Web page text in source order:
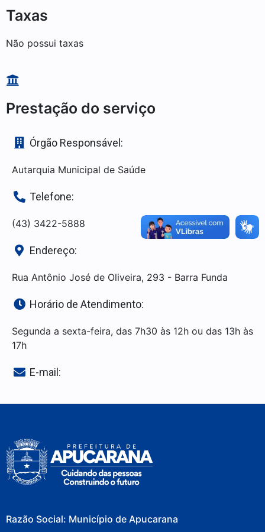
Taxas
Não possui taxas
Prestação do serviço
Órgão Responsável:
Autarquia Municipal de Saúde
Telefone:
(43) 3422-5888
Endereço:
Rua Antônio José de Oliveira, 293 - Barra Funda
Horário de Atendimento:
Segunda a sexta-feira, das 7h30 às 12h ou das 13h às
17h
E-mail:
Razão Social: Município de Apucarana